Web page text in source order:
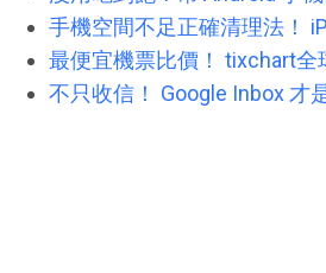
手機空間不足正確清理法！
最便宜機票比價！ tixchart
不只收信！ Google Inbox 才